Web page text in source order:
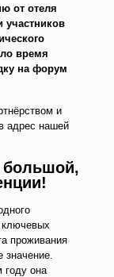
от отеля
участников
время
на форум
и
адрес нашей
проживания
значение.
году она